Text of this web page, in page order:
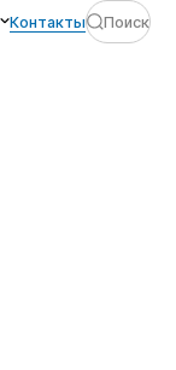
Контакты Поиск